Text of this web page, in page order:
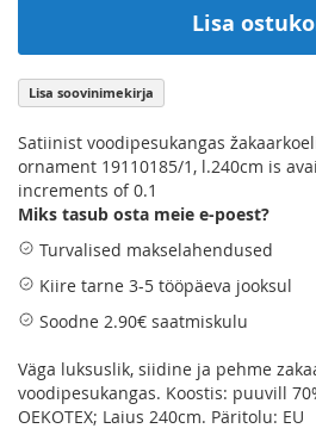
Lisa
Lisa soovinimekirja
Satiinist voodipesukangas
ornament 19110185/1, l.240cm is
increments of 0.1
Miks tasub osta meie e-poest?
Turvalised makselahendused
Kiire tarne 3-5 tööpäeva jooksul
Soodne 2.90€ saatmiskulu
Väga luksuslik, siidine ja pehme
voodipesukangas. Koostis: puuvill
OEKOTEX; Laius 240cm. Päritolu: EU